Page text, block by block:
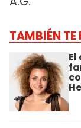
TAMBIÉN TE